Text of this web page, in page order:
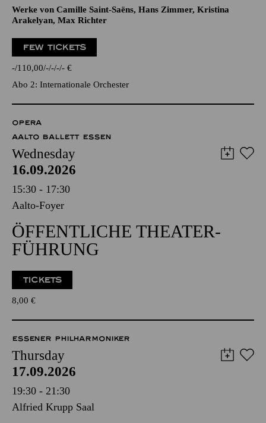
Werke von Camille Saint-Saëns, Hans Zimmer, Kristina
Arakelyan, Max Richter
FEW TICKETS
- 110,00 - - - - €
Abo 2: Internationale Orchester
OPERA
AALTO BALLETT ESSEN
Wednesday
16.09.2026
15:30 - 17:30
Aalto-Foyer
ÖFFENTLICHE THEATER­
FÜHRUNG
TICKETS
8,00 €
ESSENER PHILHARMONIKER
Thursday
17.09.2026
19:30 - 21:30
Alfried Krupp Saal